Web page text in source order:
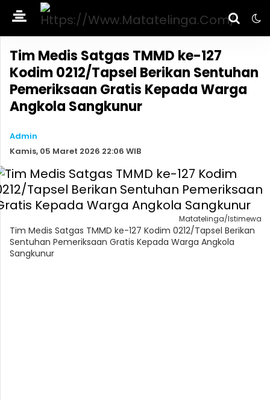
Tim Medis Satgas TMMD ke-127
Kodim 0212/Tapsel Berikan Sentuhan
Pemeriksaan Gratis Kepada Warga
Angkola Sangkunur
Admin
Kamis, 05 Maret 2026 22:06 WIB
Matatelinga/Istimewa
Tim Medis Satgas TMMD ke-127 Kodim 0212/Tapsel Berikan
Sentuhan Pemeriksaan Gratis Kepada Warga Angkola
Sangkunur